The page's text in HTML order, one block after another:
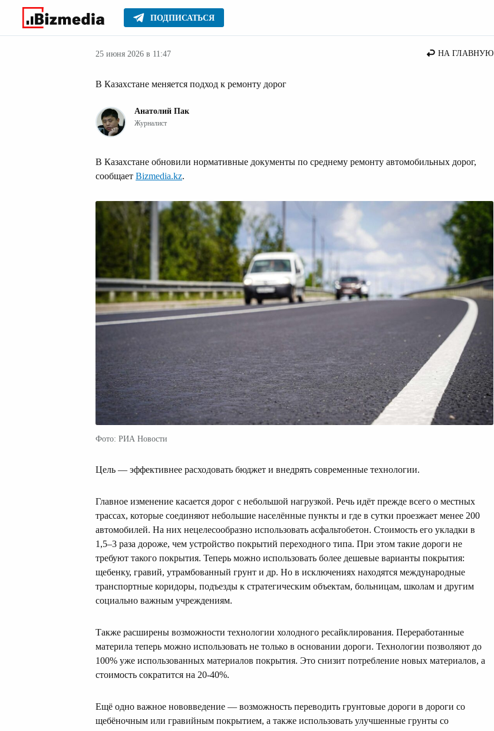
ПОДПИСАТЬСЯ
Главное Стиль жизни
25 июня 2026 в 11:47 НА ГЛАВНУЮ
В Казахстане меняется подход к ремонту дорог
Анатолий Пак
Журналист
В Казахстане обновили нормативные документы по среднему ремонту автомобильных дорог,
сообщает Bizmedia.kz.
Фото: РИА Новости
Цель — эффективнее расходовать бюджет и внедрять современные технологии.
Главное изменение касается дорог с небольшой нагрузкой. Речь идёт прежде всего о местных
трассах, которые соединяют небольшие населённые пункты и где в сутки проезжает менее 200
автомобилей. На них нецелесообразно использовать асфальтобетон. Стоимость его укладки в
1,5–3 раза дороже, чем устройство покрытий переходного типа. При этом такие дороги не
требуют такого покрытия. Теперь можно использовать более дешевые варианты покрытия:
щебенку, гравий, утрамбованный грунт и др. Но в исключениях находятся международные
транспортные коридоры, подъезды к стратегическим объектам, больницам, школам и другим
социально важным учреждениям.
Также расширены возможности технологии холодного ресайклирования. Переработанные
материла теперь можно использовать не только в основании дороги. Технологии позволяют до
100% уже использованных материалов покрытия. Это снизит потребление новых материалов, а
стоимость сократится на 20-40%.
Ещё одно важное нововведение — возможность переводить грунтовые дороги в дороги со
щебёночным или гравийным покрытием, а также использовать улучшенные грунты со